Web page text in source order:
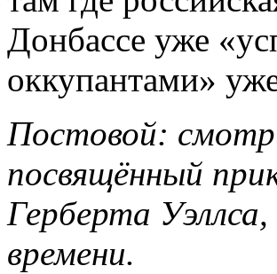
Донбассе уже
оккупантами»
Постовой:
посвящённый
Герберта
времени.